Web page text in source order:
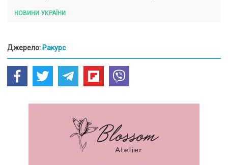
НОВИНИ УКРАЇНИ
Джерело: Ракурс